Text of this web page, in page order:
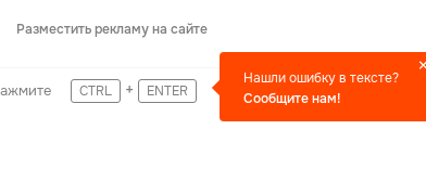
Разместить рекламу на сайте
CTRL + ENTER
Нашли ошибку в тексте?
Сообщите нам!